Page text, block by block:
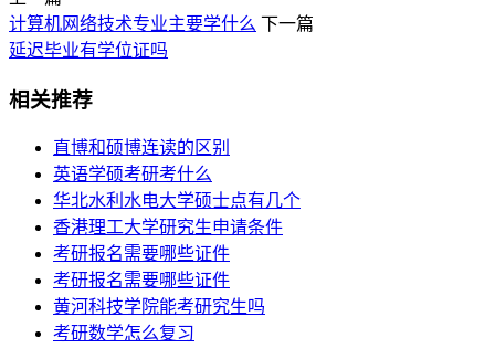
计算机网络技术专业主要学什么 下一篇
延迟毕业有学位证吗
相关推荐
直博和硕博连读的区别
英语学硕考研考什么
华北水利水电大学硕士点有几个
香港理工大学研究生申请条件
考研报名需要哪些证件
考研报名需要哪些证件
黄河科技学院能考研究生吗
考研数学怎么复习